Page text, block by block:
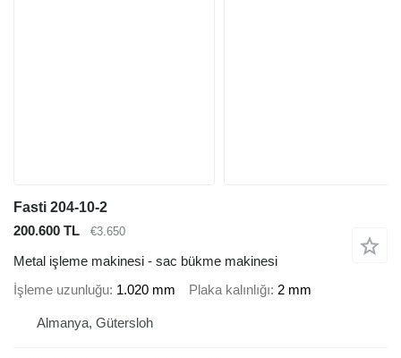
Fasti 204-10-2
200.600 TL
€3.650
Metal işleme makinesi - sac bükme makinesi
İşleme uzunluğu 1.020 mm Plaka kalınlığı 2 mm
Almanya, Gütersloh